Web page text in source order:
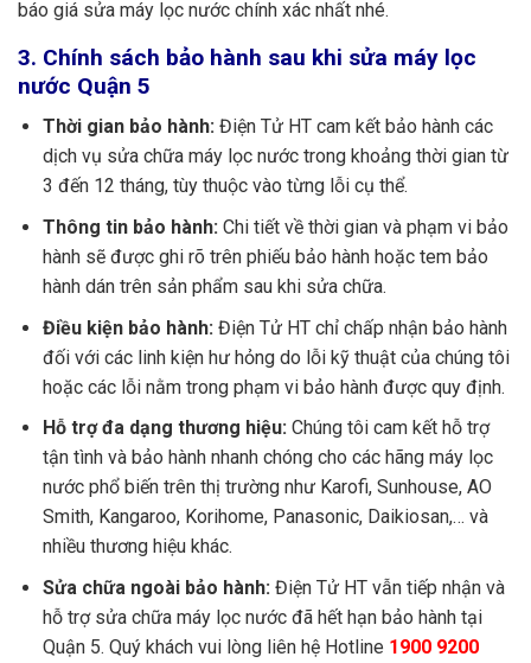
Lõi lọc nước 5 (CLT33) 200.000 – 300.000đ
Lõi lọc nước 6 250.000 – 400.000đ
Lõi lọc nước 7
Sửa chữa máy lọc nước
Bảo dưỡng, vệ sinh máy lọc nước 200.000đ
báo giá sửa máy lọc nước chính xác nhất nhé.
3. Chính sách bảo hành sau khi sửa máy lọc
nước Quận 5
Thời gian bảo hành:Điện Tử HT cam kết bảo hành các
dịch vụ sửa chữa máy lọc nước trong khoảng thời gian từ
3 đến 12 tháng, tùy thuộc vào từng lỗi cụ thể.
Thông tin bảo hành:Chi tiết về thời gian và phạm vi bảo
hành sẽ được ghi rõ trên phiếu bảo hành hoặc tem bảo
hành dán trên sản phẩm sau khi sửa chữa.
Điều kiện bảo hành: Điện Tử HT chỉ chấp nhận bảo hành
đối với các linh kiện hư hỏng do lỗi kỹ thuật của chúng tôi
hoặc các lỗi nằm trong phạm vi bảo hành được quy định.
Hỗ trợ đa dạng thương hiệu:Chúng tôi cam kết hỗ trợ
tận tình và bảo hành nhanh chóng cho các hãng máy lọc
nước phổ biến trên thị trường như Karofi, Sunhouse, AO
Smith, Kangaroo, Korihome, Panasonic, Daikiosan,… và
nhiều thương hiệu khác.
Sửa chữa ngoài bảo hành:Điện Tử HT vẫn tiếp nhận và
hỗ trợ sửa chữa máy lọc nước đã hết hạn bảo hành tại
Quận 5. Quý khách vui lòng liên hệ Hotline 1900 9200